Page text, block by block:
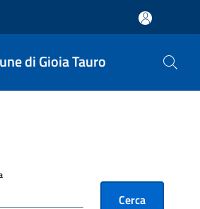
di Gioia Tauro
Cerca